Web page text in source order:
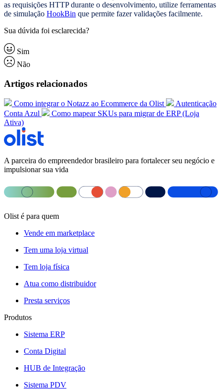
as requisições HTTP durante o desenvolvimento, utilize ferramentas
de simulação HookBin que permite fazer validações facilmente.
Sua dúvida foi esclarecida?
Sim
Não
Artigos relacionados
Como integrar o Notazz ao Ecommerce da Olist
Autenticação
Conta Azul
Como mapear SKUs para migrar de ERP (Loja
Ativa)
A parceira do empreendedor brasileiro para fortalecer seu negócio e
impulsionar sua vida
Olist é para quem
Vende em marketplace
Tem uma loja virtual
Tem loja física
Atua como distribuidor
Presta serviços
Produtos
Sistema ERP
Conta Digital
HUB de Integração
Sistema PDV